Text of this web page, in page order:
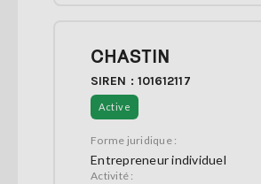
CHASTIN
SIREN : 101612117
Active
Forme juridique :
Entrepreneur individuel
Activité :